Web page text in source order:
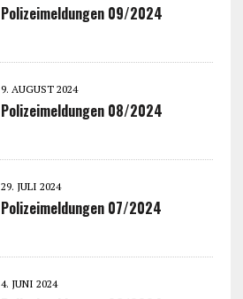
Polizeimeldungen 09/2024
9. AUGUST 2024
Polizeimeldungen 08/2024
29. JULI 2024
Polizeimeldungen 07/2024
4. JUNI 2024